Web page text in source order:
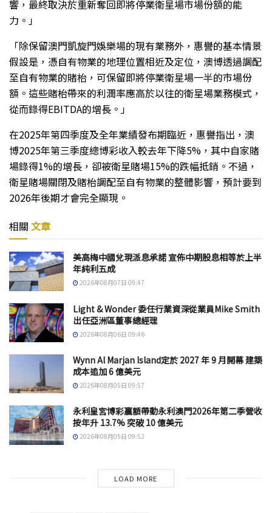
響，最終取決於重新奪回即將停業衛星場市場份額的能
力。」
「除保留澳門凱旋門娛樂場的現有業務外，惠譽的基本情景
假設是，憑自有物業的地理位置相近及定位，澳博透過調配
至自有物業的賭枱，可保留即將停業衛星場一半的市場份
額。這些賭枱帶來的利潤率應高於以往的衛星場業務模式，
從而錄得EBITDA的增長。」
在2025年第四季度及全年業績發布期臨近，惠譽指出，澳
博2025年第三季度總博彩收入較去年下降5%，其中自家賭
場錄得1%的增長，卻被衛星賭場15%的跌幅抵銷。不過，
衛星賭場關閉及賭枱調配至自有物業的整體影響，預計要到
2026年後期才會完全顯現。
相關 文章
美高梅中國兌現派息承諾 宣佈中期股息相等於上半
年純利五成
2026年08月07日 09:47
Light & Wonder 委任行業資深從業員Mike Smith
出任亞洲區董事總經理
2026年08月06日 09:46
Wynn Al Marjan Island定於 2027 年 9 月開幕 建築
成本追加 6 億美元
2026年08月05日 09:57
永利皇宮博彩贏額帶動永利澳門2026年第二季營收
按年升 13.7% 突破 10 億美元
2026年08月05日 09:52
LOAD MORE